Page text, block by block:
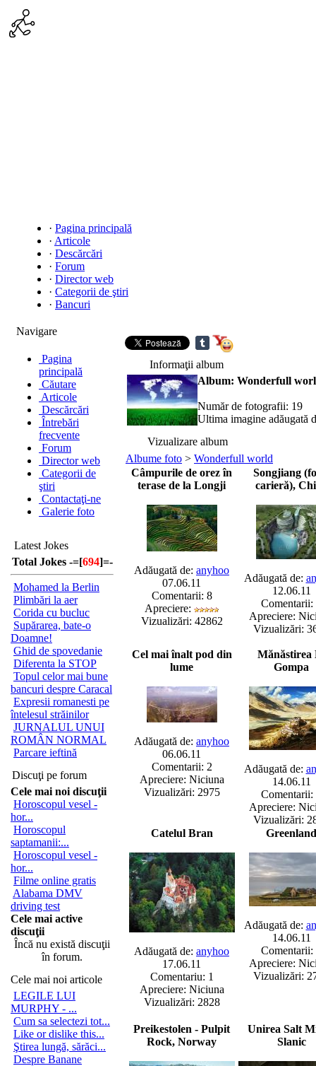
· Pagina principală
· Articole
· Descărcări
· Forum
· Director web
· Categorii de ştiri
· Bancuri
Navigare
Pagina
principală
Căutare
Articole
Descărcări
Întrebări
frecvente
Forum
Director web
Categorii de
ştiri
Contactaţi-ne
Galerie foto
Latest Jokes
Total Jokes -=[694]=-
Mohamed la Berlin
Plimbări la aer
Corida cu bucluc
Supărarea, bate-o
Doamne!
Ghid de spovedanie
Diferenta la STOP
Topul celor mai bune
bancuri despre Caracal
Expresii romanesti pe
întelesul străinilor
JURNALUL UNUI
ROMÂN NORMAL
Parcare ieftină
Discuţi pe forum
Cele mai noi discuţii
Horoscopul vesel -
hor...
Horoscopul
saptamanii:...
Horoscopul vesel -
hor...
Filme online gratis
Alabama DMV
driving test
Cele mai active
discuţii
Încă nu există discuţii
în forum.
Cele mai noi articole
LEGILE LUI
MURPHY - ...
Cum sa selectezi tot...
Like or dislike this...
Ştirea lungă, sărăci...
Despre Banane
Informaţii album
Album: Wonderfull
Număr de fotografii: 19
Ultima imagine adăugată
Vizualizare album
Albume foto > Wonderfull world
Câmpurile de orez în
terase de la Longji
Adăugată de: anyhoo
07.06.11
Comentarii: 8
Apreciere:
Vizualizări: 42862
Songjiang
carieră),
Adăugată de:
12.06.11
Comentarii:
Apreciere:
Vizualizări:
Cel mai înalt pod din
lume
Adăugată de: anyhoo
06.06.11
Comentarii: 2
Apreciere: Niciuna
Vizualizări: 2975
Mănăstirea
Gompa
Adăugată de:
14.06.11
Comentarii:
Apreciere:
Vizualizări:
Catelul Bran
Adăugată de: anyhoo
17.06.11
Comentariu: 1
Apreciere: Niciuna
Vizualizări: 2828
Greenland
Adăugată de:
14.06.11
Comentarii:
Apreciere:
Vizualizări:
Preikestolen - Pulpit
Rock, Norway
Unirea Salt
Slanic